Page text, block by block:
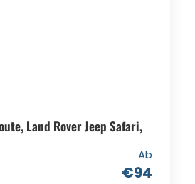
Land Rover Jeep Safari,
Ab
€94